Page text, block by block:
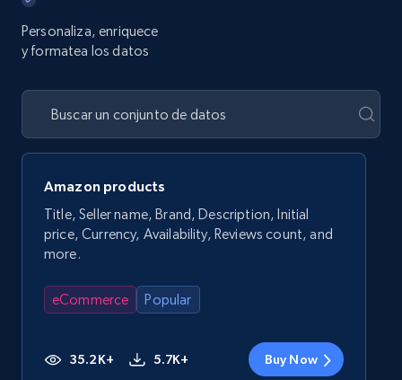
Personaliza, enriquece
y formatea los datos
Amazon products
Title, Seller name, Brand, Description, Initial
price, Currency, Availability, Reviews count, and
more.
eCommerce Popular
35.2K+ 5.7K+ Buy Now